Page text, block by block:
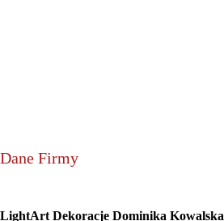
Dane Firmy
LightArt Dekoracje Dominika Kowalska